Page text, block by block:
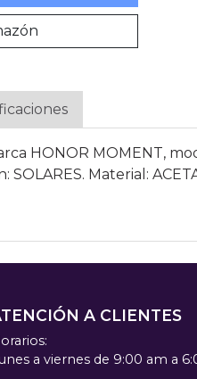
HONOR MOMENT,
SOLARES. Material:
A CLIENTES
a viernes de 9:00 am a